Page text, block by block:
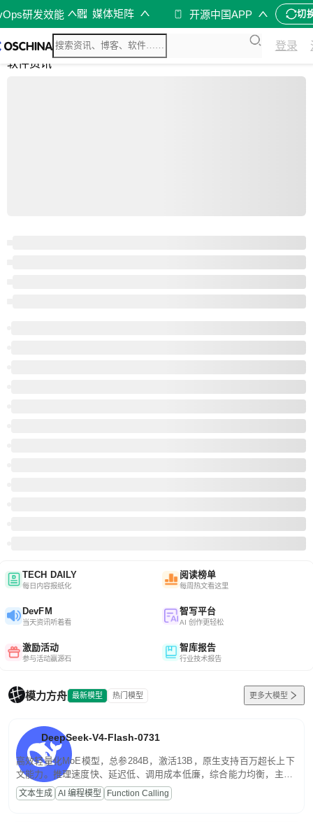
研发效能 媒体矩阵 开源中国APP 切
登录
综合
开源资讯
软件资讯
TECH DAILY
每日内容报纸化
阅读榜单
每周热文看这里
DevFM
当天资讯听着看
智写平台
AI 创作更轻松
激励活动
参与活动赢源石
智库报告
行业技术报告
模力方舟 最新模型 热门模型 更多大模型
DeepSeek-V4-Flash-0731
高效轻量化MoE模型，总参284B，激活13B，原生支持百万超长上下
文能力。推理速度快、延迟低、调用成本低廉，综合能力均衡，主打
高并发、轻量化任务，适合日常对话、内容创作、基础 RAG、批量
文案处理等普惠刚需场景。
文本生成 AI 编程模型 Function Calling